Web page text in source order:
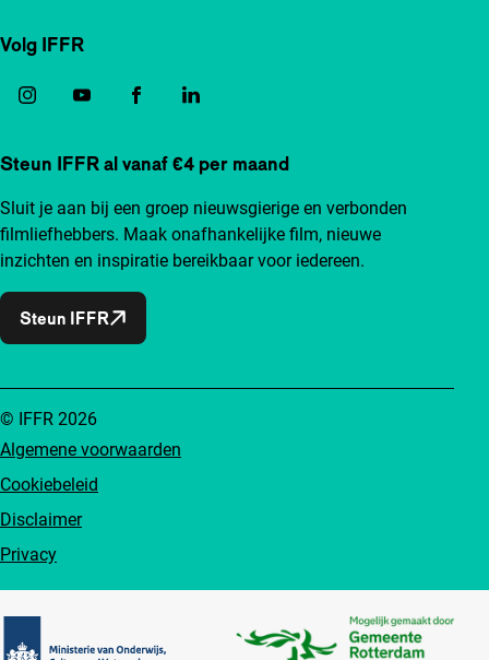
Volg IFFR
Steun IFFR al vanaf €4 per maand
Sluit je aan bij een groep nieuwsgierige en verbonden
filmliefhebbers. Maak onafhankelijke film, nieuwe
inzichten en inspiratie bereikbaar voor iedereen.
Steun IFFR
Algemene voorwaarden
Cookiebeleid
Disclaimer
Privacy
© IFFR 2026